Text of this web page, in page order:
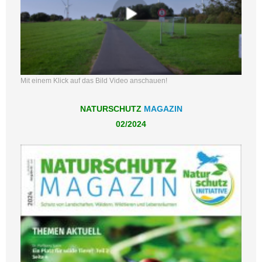
Mit einem Klick auf das Bild Video anschauen!
NATURSCHUTZ MAGAZIN
02/2024